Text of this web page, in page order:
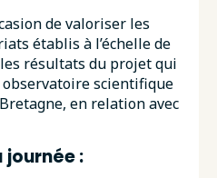
de valoriser les
établis à l’échelle de
résultats du projet qui
scientifique
en relation avec
journée :